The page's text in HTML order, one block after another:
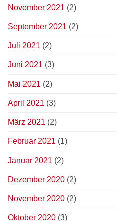
November 2021 (2)
September 2021 (2)
Juli 2021 (2)
Juni 2021 (3)
Mai 2021 (2)
April 2021 (3)
März 2021 (2)
Februar 2021 (1)
Januar 2021 (2)
Dezember 2020 (2)
November 2020 (2)
Oktober 2020 (3)